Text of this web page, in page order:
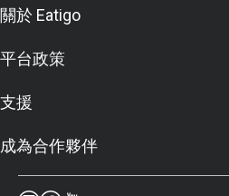
關於 Eatigo
平台政策
支援
成為合作夥伴